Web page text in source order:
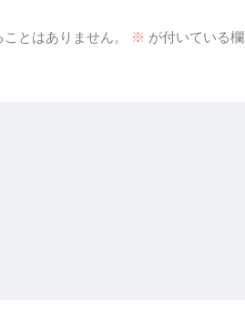
とはありません。 ※ が付いている